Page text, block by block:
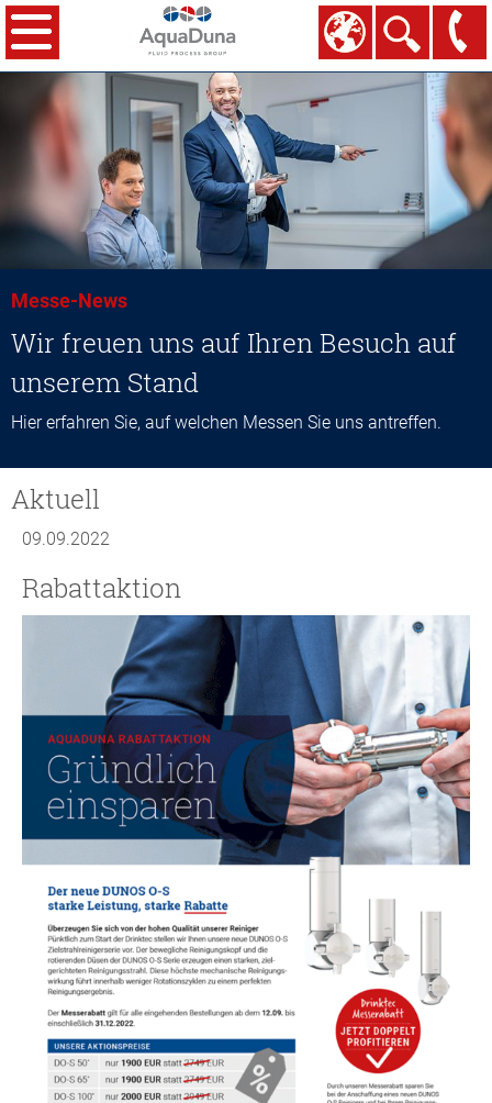
Messe-News
Wir freuen uns auf Ihren Besuch auf
unserem Stand
Hier erfahren Sie, auf welchen Messen Sie uns antreffen.
Aktuell
09.09.2022
Rabattaktion